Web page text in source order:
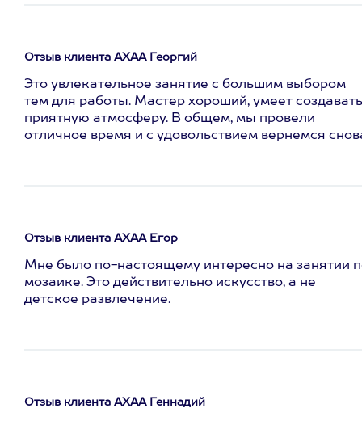
Отзыв клиента АХАА Георгий
Это увлекательное занятие с большим выбором
тем для работы. Мастер хороший, умеет создавать
приятную атмосферу. В общем, мы провели
отличное время и с удовольствием вернемся
Отзыв клиента АХАА Егор
Мне было по-настоящему интересно на занятии
мозаике. Это действительно искусство, а не
детское развлечение.
Отзыв клиента АХАА Геннадий